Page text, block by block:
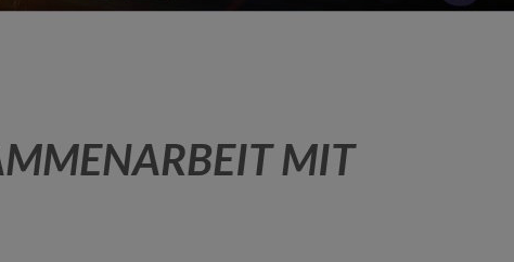
MIT